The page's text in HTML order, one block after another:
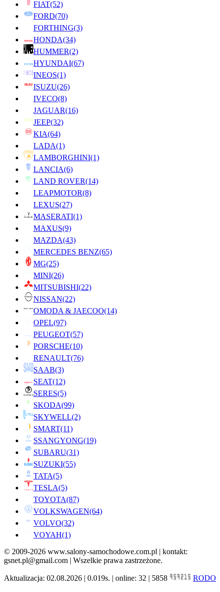
FIAT(52)
FORD(70)
FORTHING(3)
HONDA(34)
HUMMER(2)
HYUNDAI(67)
INEOS(1)
ISUZU(26)
IVECO(8)
JAGUAR(16)
JEEP(32)
KIA(64)
LADA(1)
LAMBORGHINI(1)
LANCIA(6)
LAND ROVER(14)
LEAPMOTOR(8)
LEXUS(27)
MASERATI(1)
MAXUS(9)
MAZDA(43)
MERCEDES BENZ(65)
MG(25)
MINI(26)
MITSUBISHI(22)
NISSAN(22)
OMODA & JAECOO(14)
OPEL(97)
PEUGEOT(57)
PORSCHE(10)
RENAULT(76)
SAAB(3)
SEAT(12)
SERES(5)
SKODA(99)
SKYWELL(2)
SMART(11)
SSANGYONG(19)
SUBARU(31)
SUZUKI(55)
TATA(5)
TESLA(5)
TOYOTA(87)
VOLKSWAGEN(64)
VOLVO(32)
VOYAH(1)
© 2009-2026 www.salony-samochodowe.com.pl | kontakt:
gsnet.pl@gmail.com | Wszelkie prawa zastrzeżone.
Aktualizacja: 02.08.2026 | 0.019s. | online: 32 | 5858 RODO